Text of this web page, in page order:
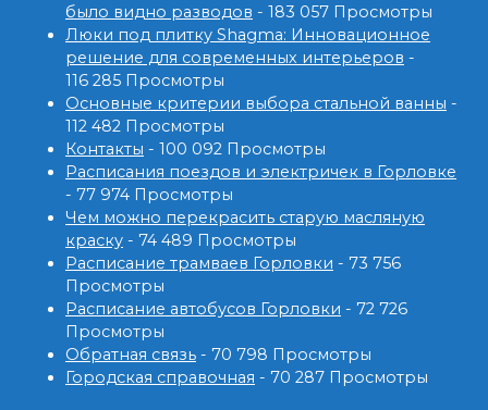
было видно разводов - 183 057 Просмотры
Люки под плитку Shagma: Инновационное
решение для современных интерьеров -
116 285 Просмотры
Основные критерии выбора стальной ванны -
112 482 Просмотры
Контакты - 100 092 Просмотры
Расписания поездов и электричек в Горловке
- 77 974 Просмотры
Чем можно перекрасить старую масляную
краску - 74 489 Просмотры
Расписание трамваев Горловки - 73 756
Просмотры
Расписание автобусов Горловки - 72 726
Просмотры
Обратная связь - 70 798 Просмотры
Городская справочная - 70 287 Просмотры